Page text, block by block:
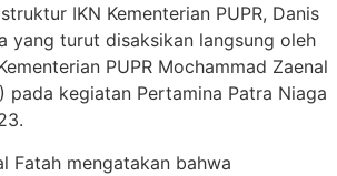
IKN Kementerian PUPR, Danis
yang turut disaksikan langsung oleh
PUPR Mochammad Zaenal
pada kegiatan Pertamina Patra Niaga
Fatah mengatakan bahwa